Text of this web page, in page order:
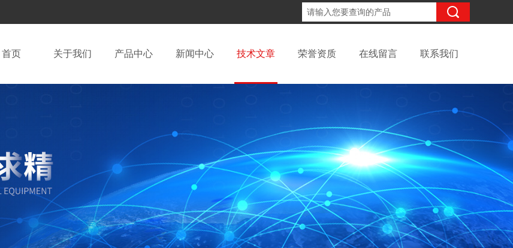
首页 关于我们 产品中心 新闻中心 技术文章 荣誉资质 在线留言 联系我们